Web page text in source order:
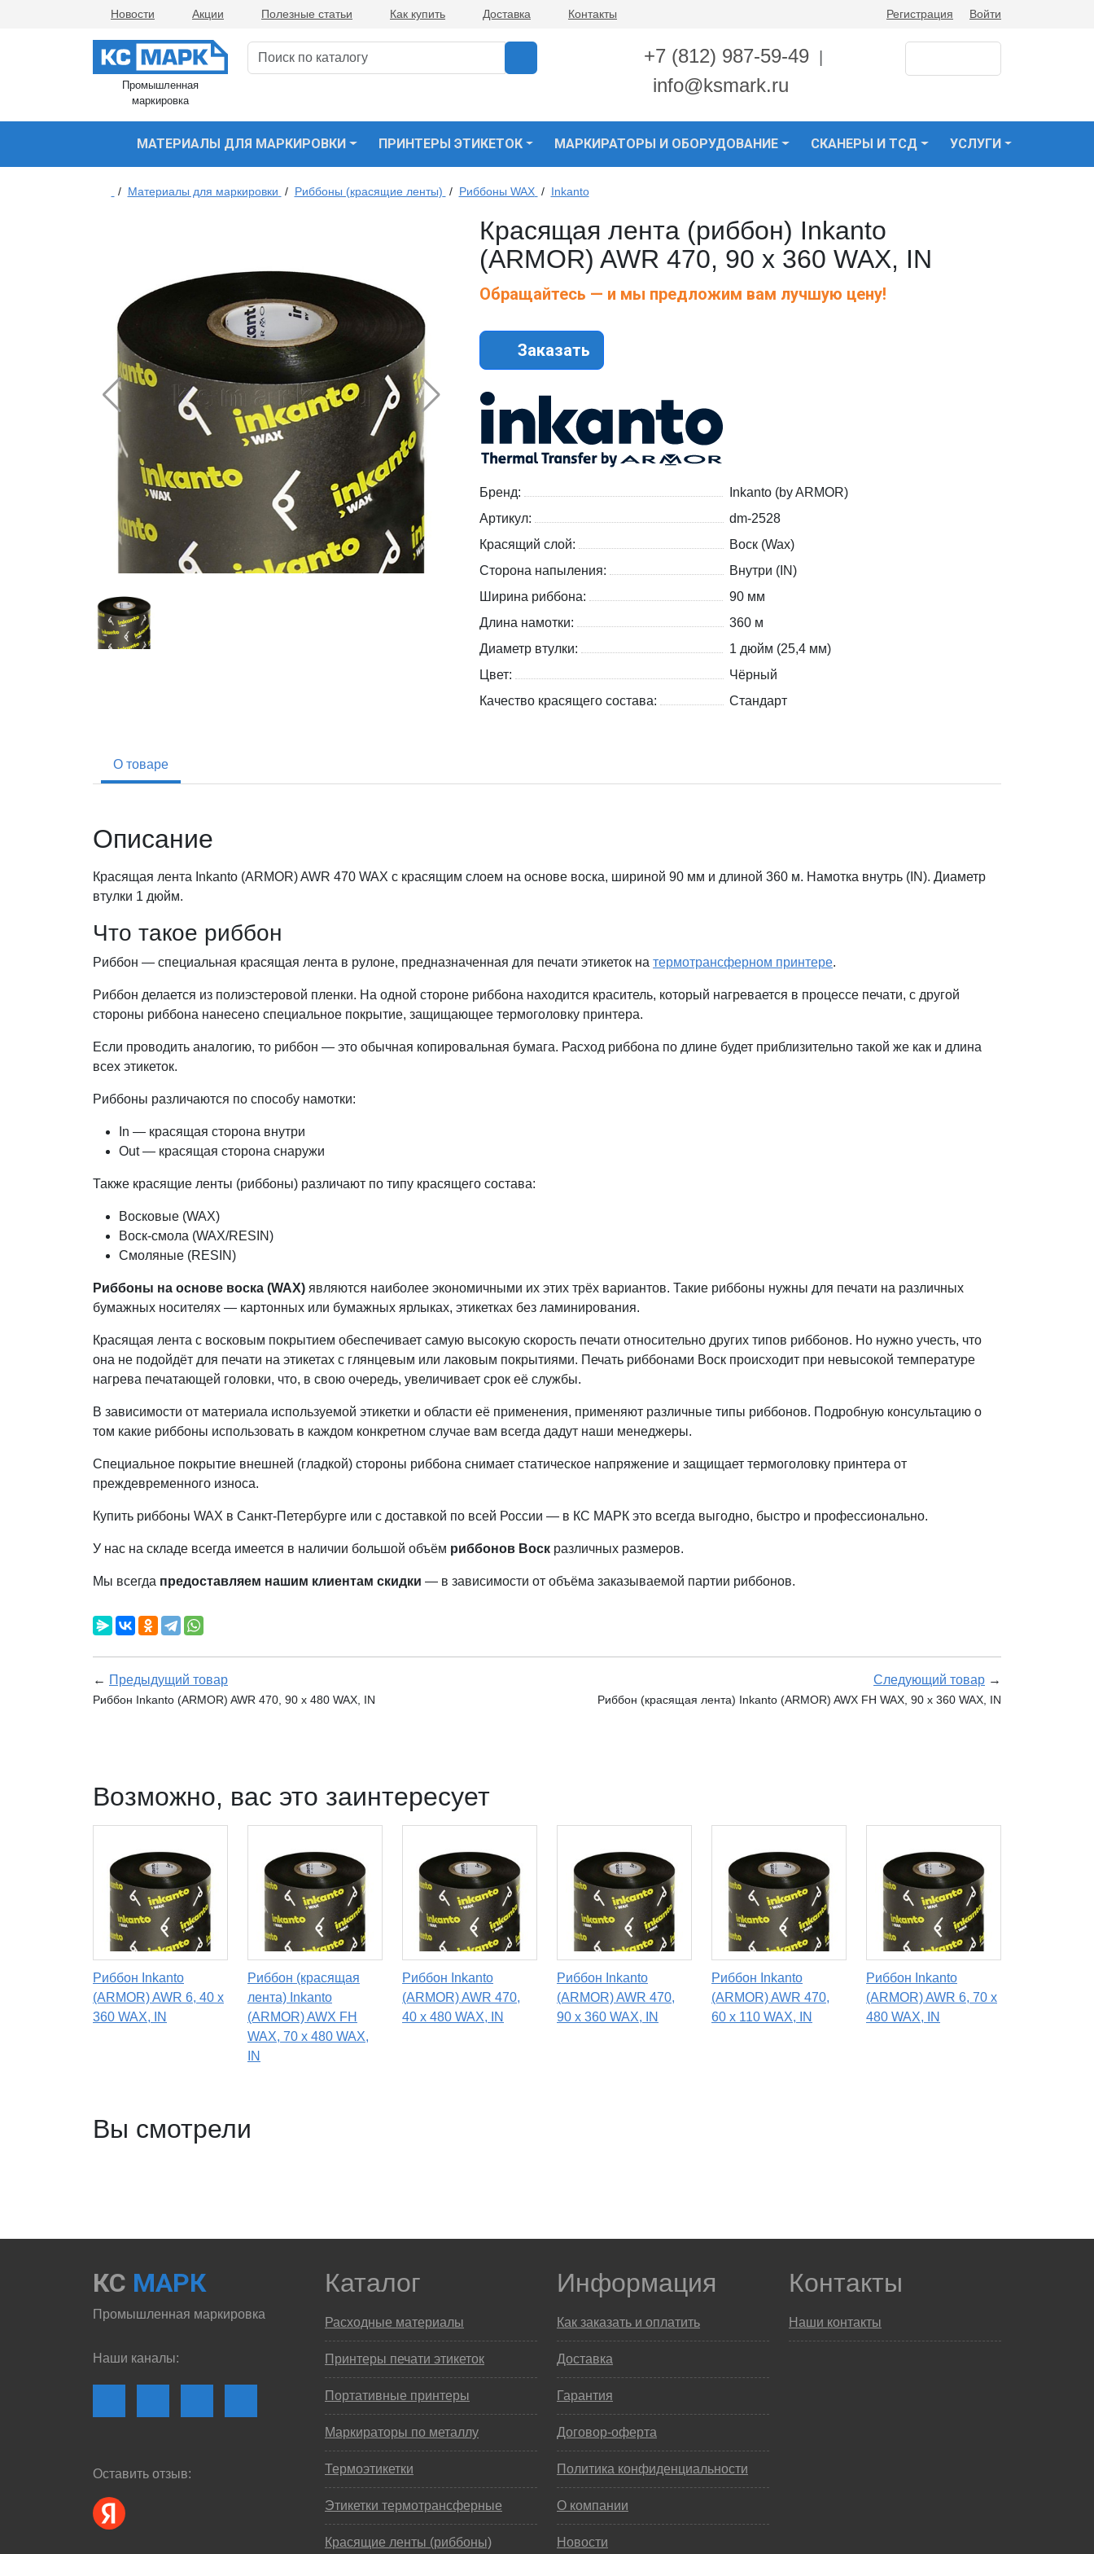
Новости Акции Полезные статьи Как купить Доставка Контакты Регистрация Войти
Промышленная
маркировка
+7 (812) 987-59-49
info@ksmark.ru
МАТЕРИАЛЫ ДЛЯ МАРКИРОВКИ ПРИНТЕРЫ ЭТИКЕТОК МАРКИРАТОРЫ И ОБОРУДОВАНИЕ СКАНЕРЫ И ТСД УСЛУГИ
/ Материалы для маркировки / Риббоны (красящие ленты) / Риббоны WAX / Inkanto
Красящая лента (риббон) Inkanto
(ARMOR) AWR 470, 90 х 360 WAX, IN
Обращайтесь — и мы предложим вам лучшую цену!
Заказать
Бренд:
Inkanto (by ARMOR)
Артикул:
dm-2528
Красящий слой:
Воск (Wax)
Сторона напыления:
Внутри (IN)
Ширина риббона:
90 мм
Длина намотки:
360 м
Диаметр втулки:
1 дюйм (25,4 мм)
Цвет:
Чёрный
Качество красящего состава:
Стандарт
О товаре
Описание
Красящая лента Inkanto (ARMOR) AWR 470 WAX с красящим слоем на основе воска, шириной 90 мм и длиной 360 м. Намотка внутрь (IN). Диаметр
втулки 1 дюйм.
Что такое риббон
Риббон — специальная красящая лента в рулоне, предназначенная для печати этикеток на термотрансферном принтере.
Риббон делается из полиэстеровой пленки. На одной стороне риббона находится краситель, который нагревается в процессе печати, с другой
стороны риббона нанесено специальное покрытие, защищающее термоголовку принтера.
Если проводить аналогию, то риббон — это обычная копировальная бумага. Расход риббона по длине будет приблизительно такой же как и длина
всех этикеток.
Риббоны различаются по способу намотки:
In — красящая сторона внутри
Out — красящая сторона снаружи
Также красящие ленты (риббоны) различают по типу красящего состава:
Восковые (WAX)
Воск-смола (WAX/RESIN)
Смоляные (RESIN)
Риббоны на основе воска (WAX) являются наиболее экономичными их этих трёх вариантов. Такие риббоны нужны для печати на различных
бумажных носителях — картонных или бумажных ярлыках, этикетках без ламинирования.
Красящая лента с восковым покрытием обеспечивает самую высокую скорость печати относительно других типов риббонов. Но нужно учесть, что
она не подойдёт для печати на этикетах с глянцевым или лаковым покрытиями. Печать риббонами Воск происходит при невысокой температуре
нагрева печатающей головки, что, в свою очередь, увеличивает срок её службы.
В зависимости от материала используемой этикетки и области её применения, применяют различные типы риббонов. Подробную консультацию о
том какие риббоны использовать в каждом конкретном случае вам всегда дадут наши менеджеры.
Специальное покрытие внешней (гладкой) стороны риббона снимает статическое напряжение и защищает термоголовку принтера от
преждевременного износа.
Купить риббоны WAX в Санкт-Петербурге или с доставкой по всей России — в КС МАРК это всегда выгодно, быстро и профессионально.
У нас на складе всегда имеется в наличии большой объём риббонов Воск различных размеров.
Мы всегда предоставляем нашим клиентам скидки — в зависимости от объёма заказываемой партии риббонов.
← Предыдущий товар
Риббон Inkanto (ARMOR) AWR 470, 90 x 480 WAX, IN
Следующий товар →
Риббон (красящая лента) Inkanto (ARMOR) AWX FH WAX, 90 x 360 WAX, IN
Возможно, вас это заинтересует
Риббон Inkanto
(ARMOR) AWR 6, 40 х
360 WAX, IN
Риббон (красящая
лента) Inkanto
(ARMOR) AWX FH
WAX, 70 х 480 WAX,
IN
Риббон Inkanto
(ARMOR) AWR 470,
40 х 480 WAX, IN
Риббон Inkanto
(ARMOR) AWR 470,
90 x 360 WAX, IN
Риббон Inkanto
(ARMOR) AWR 470,
60 x 110 WAX, IN
Риббон Inkanto
(ARMOR) AWR 6, 70 х
480 WAX, IN
Вы смотрели
КС МАРК
Промышленная маркировка
Наши каналы:
Оставить отзыв:
Каталог
Расходные материалы
Принтеры печати этикеток
Портативные принтеры
Маркираторы по металлу
Термоэтикетки
Этикетки термотрансферные
Красящие ленты (риббоны)
Информация
Как заказать и оплатить
Доставка
Гарантия
Договор-оферта
Политика конфиденциальности
О компании
Новости
Контакты
Наши контакты